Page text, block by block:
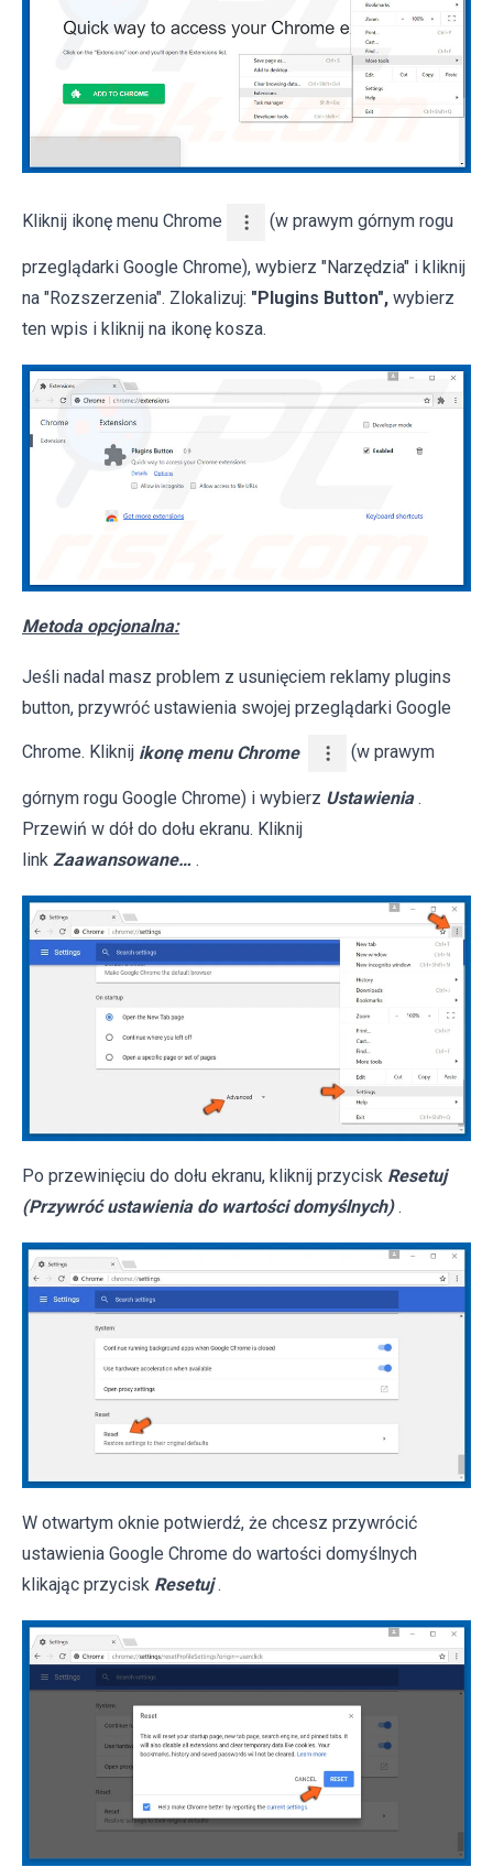
Kliknij ikonę menu Chrome (w prawym górnym rogu
przeglądarki Google Chrome), wybierz "Narzędzia" i kliknij
na "Rozszerzenia". Zlokalizuj: "Plugins Button", wybierz
ten wpis i kliknij na ikonę kosza.
Metoda opcjonalna:
Jeśli nadal masz problem z usunięciem reklamy plugins
button, przywróć ustawienia swojej przeglądarki Google
Chrome. Kliknij ikonę menu Chrome (w prawym
górnym rogu Google Chrome) i wybierz Ustawienia .
Przewiń w dół do dołu ekranu. Kliknij
link Zaawansowane… .
Po przewinięciu do dołu ekranu, kliknij przycisk Resetuj
(Przywróć ustawienia do wartości domyślnych) .
W otwartym oknie potwierdź, że chcesz przywrócić
ustawienia Google Chrome do wartości domyślnych
klikając przycisk Resetuj .